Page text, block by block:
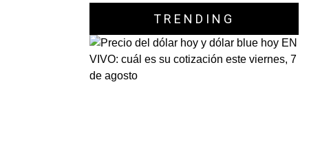
TRENDING